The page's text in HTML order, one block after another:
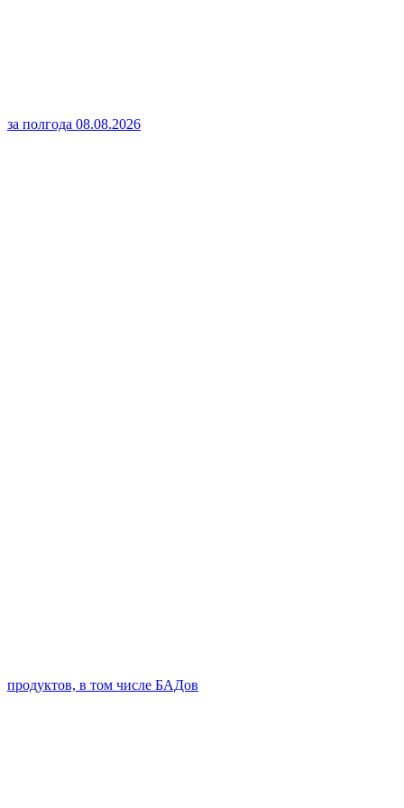
за полгода 08.08.2026
продуктов, в том числе БАДов